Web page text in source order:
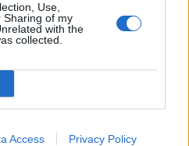
Use,
Sharing of my
with the
collected.
Access Privacy Policy